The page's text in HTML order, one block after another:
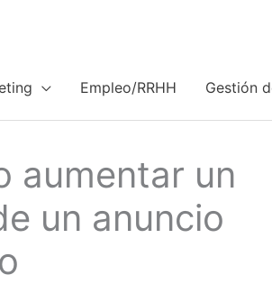
Empleo/RRHH Gestión
aumentar un
un anuncio